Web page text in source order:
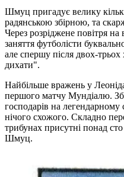
Шмуц пригадує велику
радянською збірною, та
Через розріджене повітря на
заняття футболісти
але спершу після двох-
дихати".
Найбільше вражень у
першого матчу Мундіалю.
господарів на легендарному
нічого схожого. Складно
трибунах присутні понад
Шмуц.